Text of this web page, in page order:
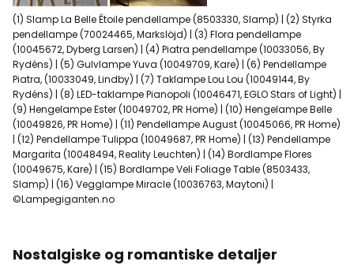
(1) Slamp La Belle Étoile pendellampe (8503330, Slamp) | (2) Styrka
pendellampe (70024465, Markslöjd) | (3) Flora pendellampe
(10045672, Dyberg Larsen) | (4) Piatra pendellampe (10033056, By
Rydéns) | (5) Gulvlampe Yuva (10049709, Kare) | (6) Pendellampe
Piatra, (10033049, Lindby) | (7) Taklampe Lou Lou (10049144, By
Rydéns) | (8) LED-taklampe Pianopoli (10046471, EGLO Stars of Light) |
(9) Hengelampe Ester (10049702, PR Home) | (10) Hengelampe Belle
(10049826, PR Home) | (11) Pendellampe August (10045066, PR Home)
| (12) Pendellampe Tulippa (10049687, PR Home) | (13) Pendellampe
Margarita (10048494, Reality Leuchten) | (14) Bordlampe Flores
(10049675, Kare) | (15) Bordlampe Veli Foliage Table (8503433,
Slamp) | (16) Vegglampe Miracle (10036763, Maytoni) |
©Lampegiganten.no
Nostalgiske og romantiske detaljer